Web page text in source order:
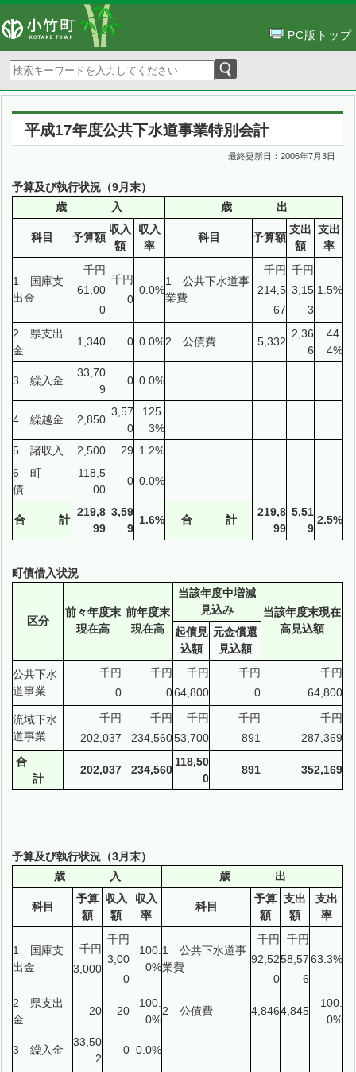
PC版トップ
平成17年度公共下水道事業特別会計
最終更新日：2006年7月3日
予算及び執行状況（9月末）
歳 入
歳 出
科目 予算額
収入
額
収入
率
科目 予算額
支出
額
支出
率
1 国庫支
出金
千円
61,00
0
千円
0
0.0%
1 公共下水道事
業費
千円
214,5
67
千円
3,15
3
1.5%
2 県支出
金
1,340 0 0.0%2 公債費 5,332
2,36
6
44.
4%
3 繰入金
33,70
9
0 0.0%
4 繰越金 2,850
3,57
0
125.
3%
5 諸収入
2,500 29 1.2%
6 町
債
118,5
00
0 0.0%
合 計
219,8
99
3,59
9
1.6% 合 計
219,8
99
5,51
9
2.5%
町債借入状況
区分
前々年度末
現在高
前年度末
現在高
当該年度中増減
見込み
当該年度末現在
高見込額
起債見
込額
元金償還
見込額
公共下水
道事業
千円
0
千円
0
千円
64,800
千円
0
千円
64,800
流域下水
道事業
千円
202,037
千円
234,560
千円
53,700
千円
891
千円
287,369
合
計
202,037 234,560
118,50
0
891 352,169
予算及び執行状況（3月末）
歳 入
歳 出
科目
予算
額
収入
額
収入
率
科目
予算
額
支出
額
支出
率
1 国庫支
出金
千円
3,000
千円
3,00
0
100.
0%
1 公共下水道事
業費
千円
92,52
0
千円
58,57
6
63.3%
2 県支出
金
20 20
100.
0%
2 公債費 4,8464,845
100.
0%
3 繰入金
33,50
2
0 0.0%